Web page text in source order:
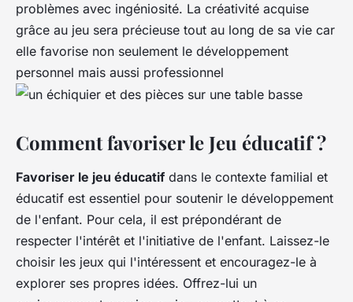
problèmes avec ingéniosité. La créativité acquise
grâce au jeu sera précieuse tout au long de sa vie car
elle favorise non seulement le développement
personnel mais aussi professionnel
Comment favoriser le Jeu éducatif ?
Favoriser le jeu éducatif dans le contexte familial et
éducatif est essentiel pour soutenir le développement
de l'enfant. Pour cela, il est prépondérant de
respecter l'intérêt et l'initiative de l'enfant. Laissez-le
choisir les jeux qui l'intéressent et encouragez-le à
explorer ses propres idées. Offrez-lui un